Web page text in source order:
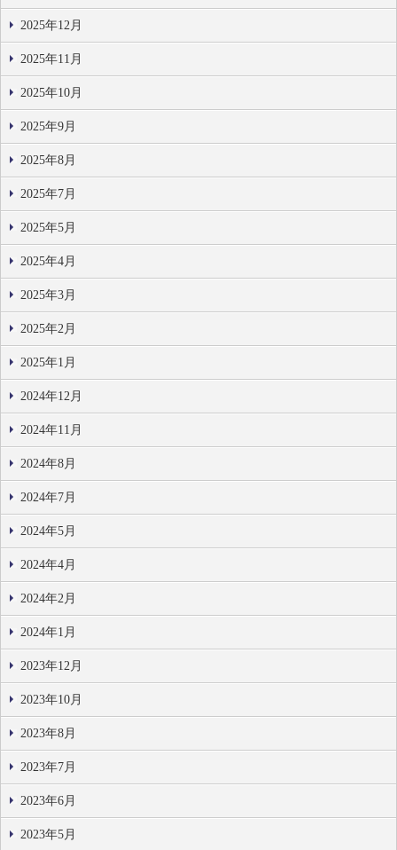
2025年12月
2025年11月
2025年10月
2025年9月
2025年8月
2025年7月
2025年5月
2025年4月
2025年3月
2025年2月
2025年1月
2024年12月
2024年11月
2024年8月
2024年7月
2024年5月
2024年4月
2024年2月
2024年1月
2023年12月
2023年10月
2023年8月
2023年7月
2023年6月
2023年5月